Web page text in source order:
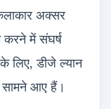
अक्सर
करने में संघर्ष
लिए, डीजे ल्यान
सामने आए हैं।